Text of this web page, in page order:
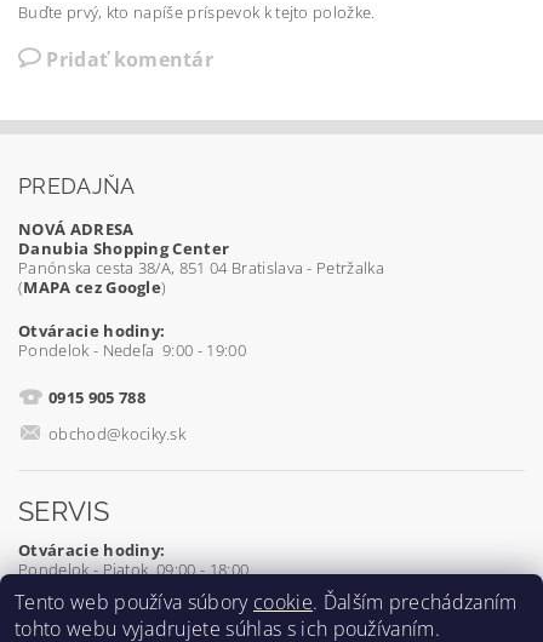
Buďte prvý, kto napíše príspevok k tejto položke.
Pridať komentár
PREDAJŇA
NOVÁ ADRESA
Danubia Shopping Center
Panónska cesta 38/A, 851 04 Bratislava - Petržalka
(MAPA cez Google)
Otváracie hodiny:
Pondelok - Nedeľa 9:00 - 19:00
0915 905 788
obchod@kociky.sk
SERVIS
Otváracie hodiny:
Pondelok - Piatok 09:00 - 18:00
0905 539 927
Tento web používa súbory cookie. Ďalším prechádzaním
tohto webu vyjadrujete súhlas s ich používaním.